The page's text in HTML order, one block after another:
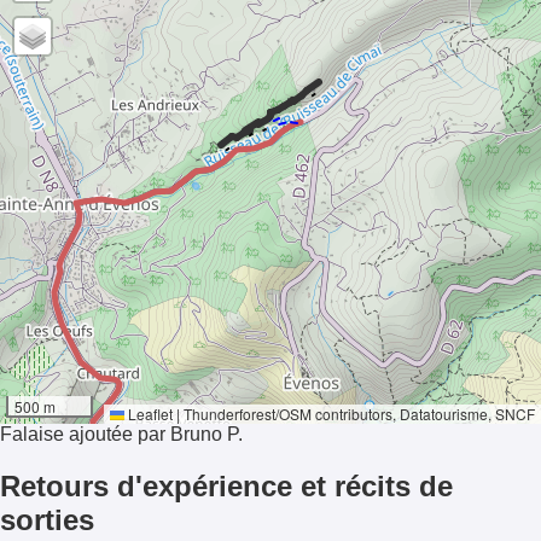
-11°
Ensoleillement
-
-
-
-
500 m Leaflet |Thunderforest/OSM contributors, Datatourisme, SNCF
Falaise ajoutée par Bruno P.
Retours d'expérience et récits de
sorties